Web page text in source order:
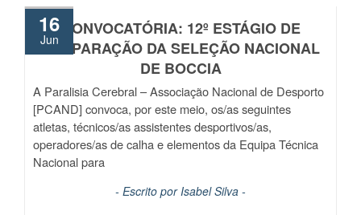
CONVOCATÓRIA: 12º ESTÁGIO DE
PREPARAÇÃO DA SELEÇÃO NACIONAL
DE BOCCIA
16
Jun
A Paralisia Cerebral – Associação Nacional de Desporto
[PCAND] convoca, por este meio, os/as seguintes
atletas, técnicos/as assistentes desportivos/as,
operadores/as de calha e elementos da Equipa Técnica
Nacional para
- Escrito porIsabel Silva -